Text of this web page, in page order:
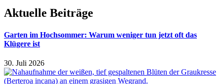
Aktuelle Beiträge
Garten im Hochsommer: Warum weniger tun jetzt oft das
Klügere ist
30. Juli 2026